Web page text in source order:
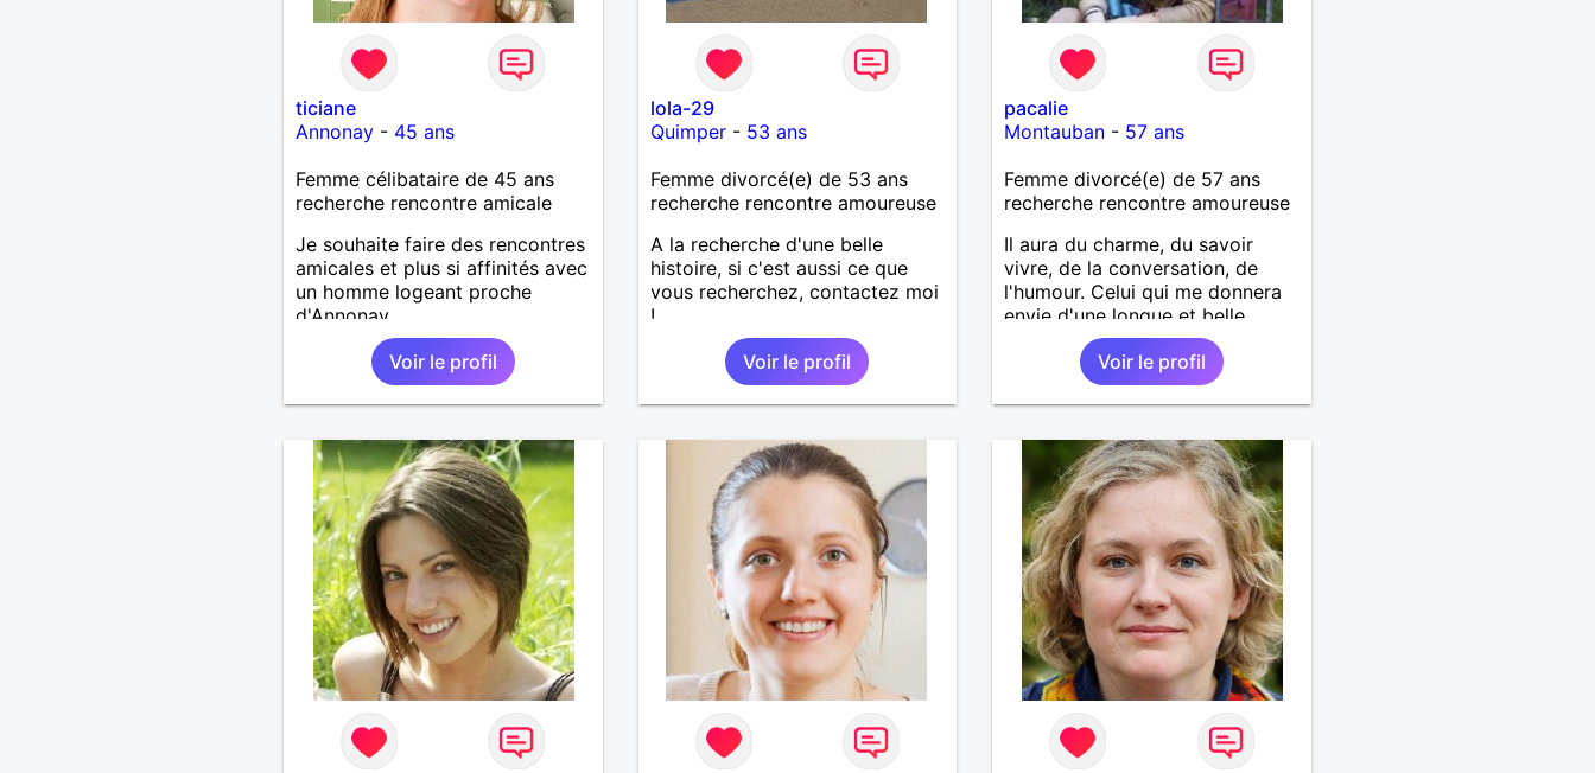
ticiane
Annonay- 45 ans
Femme célibataire de 45 ans
recherche rencontre amicale
Je souhaite faire des rencontres
amicales et plus si affinités avec
un homme logeant proche
d'Annonay.
Voir le profil
lola-29
Quimper- 53 ans
Femme divorcé(e) de 53 ans
recherche rencontre amoureuse
A la recherche d'une belle
histoire, si c'est aussi ce que
vous recherchez, contactez moi
!
Voir le profil
pacalie
Montauban - 57 ans
Femme divorcé(e) de 57 ans
recherche rencontre amoureuse
Il aura du charme, du savoir
vivre, de la conversation, de
l'humour. Celui qui me donnera
envie d'une longue et belle
Voir le profil